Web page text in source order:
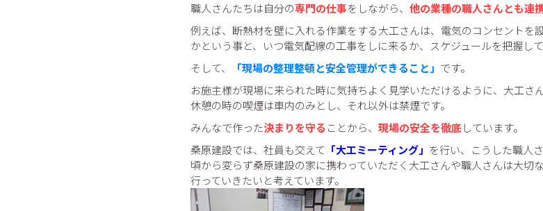
職人さんたちは自分の専門の仕事をしながら、 他の業種の職人さんとも連
例えば、断熱材を壁に入れる作業をする大工さんは、電気のコンセントを
かという事と、いつ電気配線の工事をしに来るか、スケジュールを把握し
そして、
「現場の整理整頓と安全管理ができること」 です。
お施主様が現場に来られた時に気持ちよく見学いただけるように、大工さ
休憩の時の喫煙は車内のみとし、それ以外は禁煙です。
みんなで作った決まりを守る ことから、 現場の安全を徹底 しています。
桑原建設では、社員も交えて 「大工ミーティング」 を行い、こうした職人
頃から変らず桑原建設の家に携わっていただく大工さんや職人さんは大切
行っていきたいと考えています。